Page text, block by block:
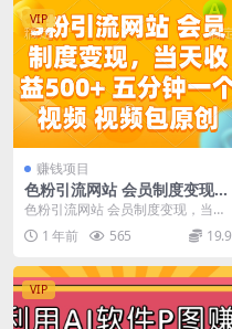
VIP
赚钱项目
色粉引流网站 会员制度变现，
当天收益500+ 五分钟一个视
频 视频包原创
色粉引流网站 会员制度变现，当天
收益500+ 五分钟一个视频 视频包
原创 资源下...
1 年前 565 19.9
VIP